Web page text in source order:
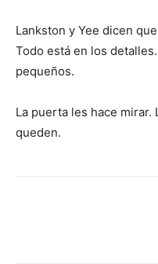
Lankston y Yee dicen
Todo está en los
pequeños.
La puerta les hace mirar.
queden.